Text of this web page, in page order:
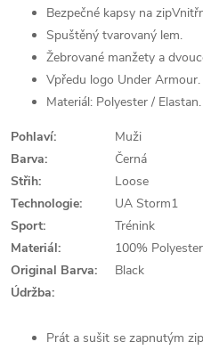
Bezpečné kapsy na
Spuštěný tvarovaný lem.
Žebrované manžety a
Vpředu logo Under Armour.
Materiál: Polyester / Elastan.
Pohlaví:
Muži
Barva:
Černá
Střih:
Loose
Technologie:
UA Storm1
Sport:
Trénink
Materiál:
100% Polyester
Original Barva:
Black
Údržba:
Prát a sušit se zapnutým